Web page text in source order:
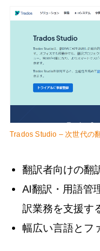
Trados Studio – 次世代の
翻訳者向けの翻
AI翻訳・用語管
訳業務を支援す
幅広い言語とフ